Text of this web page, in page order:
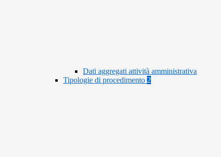
Dati aggregati attività amministrativa
Tipologie di procedimento 2